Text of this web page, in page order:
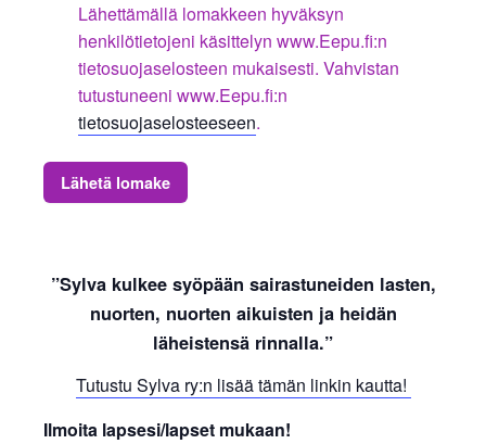
Lähettämällä lomakkeen hyväksyn
henkilötietojeni käsittelyn www.Eepu.fi:n
tietosuojaselosteen mukaisesti. Vahvistan
tutustuneeni www.Eepu.fi:n
tietosuojaselosteeseen.
Lähetä lomake
”Sylva kulkee syöpään sairastuneiden lasten,
nuorten, nuorten aikuisten ja heidän
läheistensä rinnalla.”
Tutustu Sylva ry:n lisää tämän linkin kautta!
Ilmoita lapsesi/lapset mukaan!